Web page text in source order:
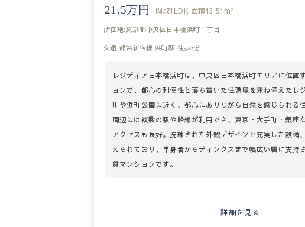
21.5万円 間取1LDK 面積43.51m²
所在地:東京都中央区日本橋浜町１丁目
交通:都営新宿線 浜町駅 徒歩3分
レジディア日本橋浜町は、中央区日本橋浜町エリアに位置
ョンで、都心の利便性と落ち着いた住環境を兼ね備えたレ
川や浜町公園に近く、都心にありながら自然を感じられる
周辺には複数の駅や路線が利用でき、東京・大手町・銀座
アクセスも良好。洗練された外観デザインと充実した設備
えられており、単身者からディンクスまで幅広い層に支持
貸マンションです。
詳細を見る